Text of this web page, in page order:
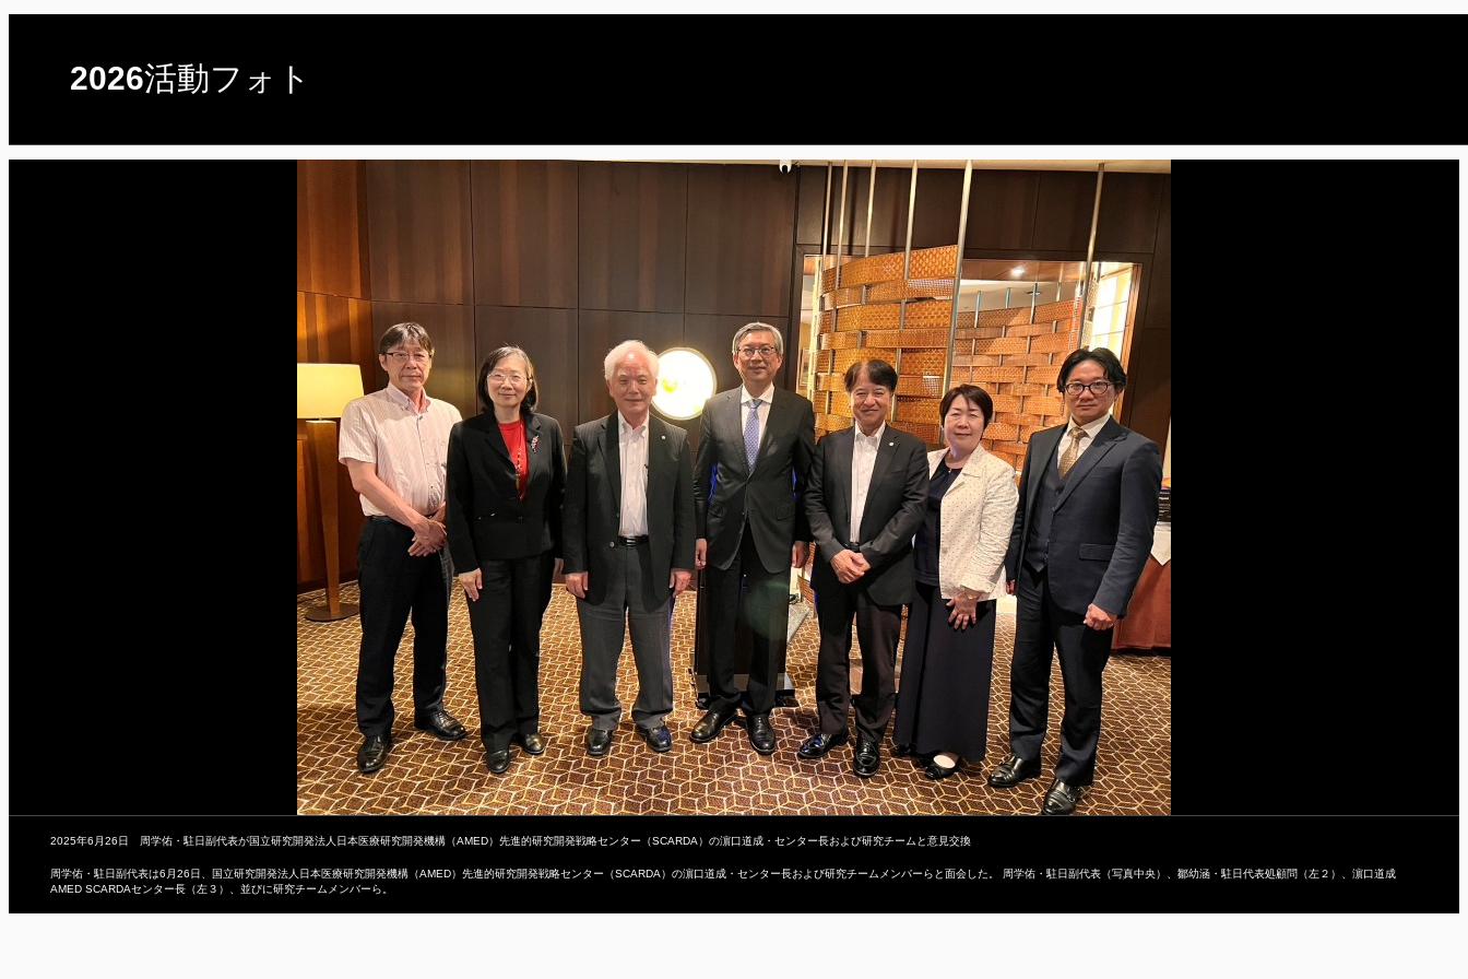
2026活動フォト
2025年6月26日 周学佑・駐日副代表が国立研究開発法人日本医療研究開発機構（AMED）先進的研究開発戦略センター（SCARDA）の濵口道成・センター長および研究チームと意見交換
周学佑・駐日副代表は6月26日、国立研究開発法人日本医療研究開発機構（AMED）先進的研究開発戦略センター（SCARDA）の濵口道成・センター長および研究チームメンバーらと面会した。 周学佑・駐日副代表（写真中央）、鄒幼涵・駐日代表処顧問（左２）、濵口道成
AMED SCARDAセンター長（左３）、並びに研究チームメンバーら。